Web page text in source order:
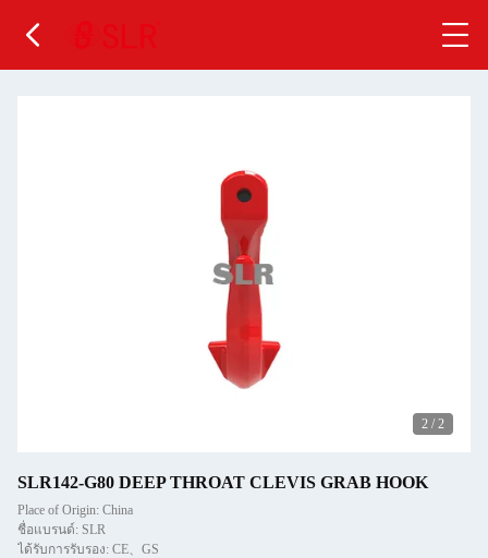
2 / 2
SLR142-G80 DEEP THROAT CLEVIS GRAB HOOK
Place of Origin: China
ชื่อแบรนด์: SLR
ได้รับการรับรอง: CE、GS